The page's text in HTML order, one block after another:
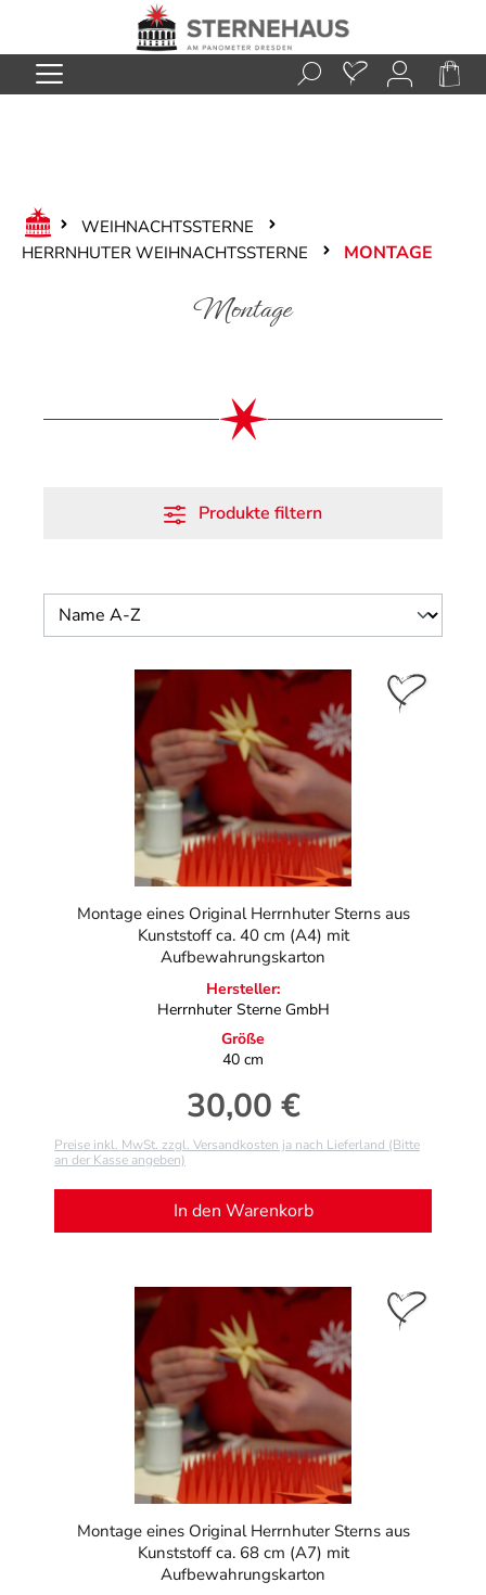
Zum Hauptinhalt springen
WEIHNACHTSSTERNE
HERRNHUTER WEIHNACHTSSTERNE
MONTAGE
Montage
Produkte filtern
Montage eines Original Herrnhuter Sterns aus
Kunststoff ca. 40 cm (A4) mit
Aufbewahrungskarton
Hersteller:
Herrnhuter Sterne GmbH
Größe
40 cm
Regulärer Preis:
30,00 €
Preise inkl. MwSt. zzgl. Versandkosten ja nach Lieferland (Bitte
an der Kasse angeben)
In den Warenkorb
Montage eines Original Herrnhuter Sterns aus
Kunststoff ca. 68 cm (A7) mit
Aufbewahrungskarton